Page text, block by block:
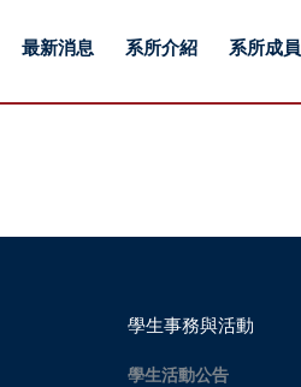
最新消息 系所介紹 系所成員
學生事務與活動
學生活動公告